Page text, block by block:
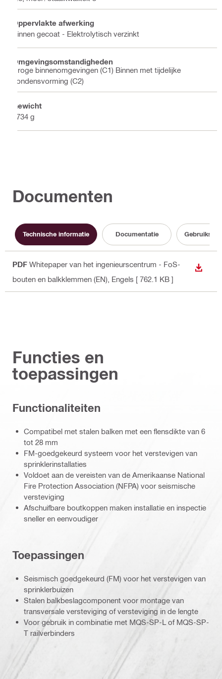
Oppervlakte afwerking
Binnen gecoat - Elektrolytisch verzinkt
Omgevingsomstandigheden
Droge binnenomgevingen (C1) Binnen met tijdelijke
condensvorming (C2)
Gewicht
2734 g
Documenten
Technische informatie Documentatie
PDF Whitepaper van het ingenieurscentrum - FoS-
bouten en balkklemmen (EN) , Engels [ 762.1 KB ]
Functies en
toepassingen
Functionaliteiten
Compatibel met stalen balken met een flensdikte van 6
tot 28 mm
FM-goedgekeurd systeem voor het verstevigen van
sprinklerinstallaties
Voldoet aan de vereisten van de Amerikaanse National
Fire Protection Association (NFPA) voor seismische
versteviging
Afschuifbare boutkoppen maken installatie en inspectie
sneller en eenvoudiger
Toepassingen
Seismisch goedgekeurd (FM) voor het verstevigen van
sprinklerbuizen
Stalen balkbeslagcomponent voor montage van
transversale versteviging of versteviging in de lengte
Voor gebruik in combinatie met MQS-SP-L of MQS-SP-
T railverbinders